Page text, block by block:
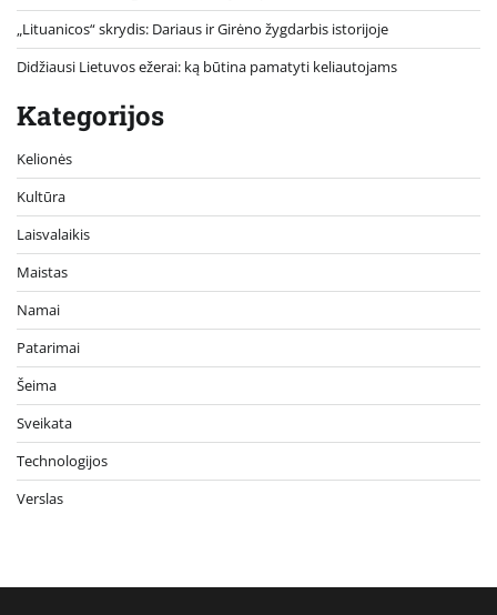
„Lituanicos“ skrydis: Dariaus ir Girėno žygdarbis istorijoje
Didžiausi Lietuvos ežerai: ką būtina pamatyti keliautojams
Kategorijos
Kelionės
Kultūra
Laisvalaikis
Maistas
Namai
Patarimai
Šeima
Sveikata
Technologijos
Verslas